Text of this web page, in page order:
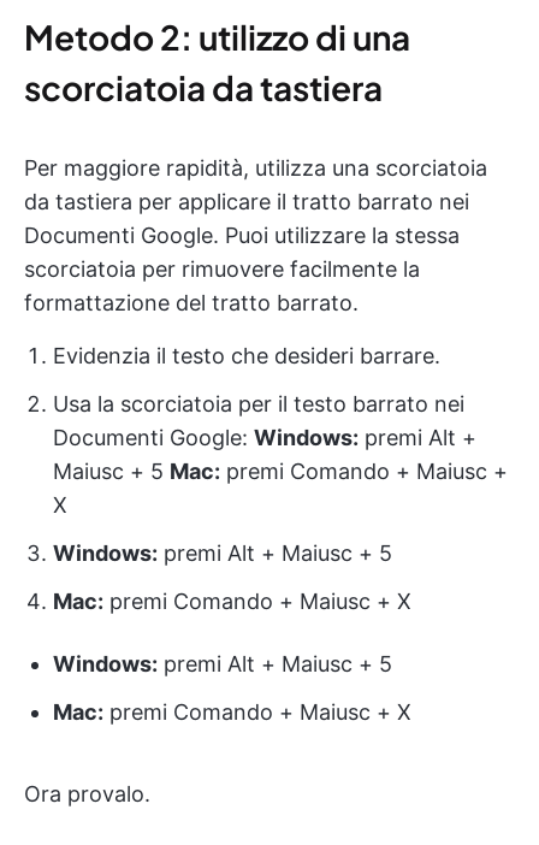
Metodo 2: utilizzo di una
scorciatoia da tastiera
Per maggiore rapidità, utilizza una scorciatoia
da tastiera per applicare il tratto barrato nei
Documenti Google. Puoi utilizzare la stessa
scorciatoia per rimuovere facilmente la
formattazione del tratto barrato.
Evidenzia il testo che desideri barrare.
Usa la scorciatoia per il testo barrato nei
Documenti Google: Windows: premi Alt +
Maiusc + 5 Mac: premi Comando + Maiusc +
X
Windows: premi Alt + Maiusc + 5
Mac: premi Comando + Maiusc + X
Windows: premi Alt + Maiusc + 5
Mac: premi Comando + Maiusc + X
Ora provalo.